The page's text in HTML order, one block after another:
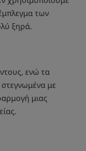
των
ξηρά.
ενώ τα
με
μιας